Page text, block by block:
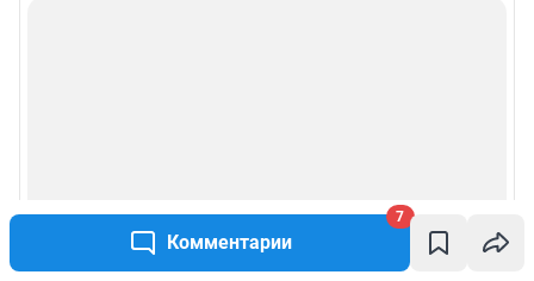
Комментарии
7